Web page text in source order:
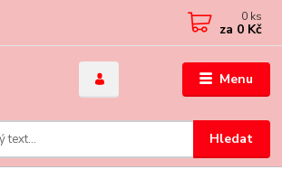
Menu
Hledat
0 ks
za 0 Kč